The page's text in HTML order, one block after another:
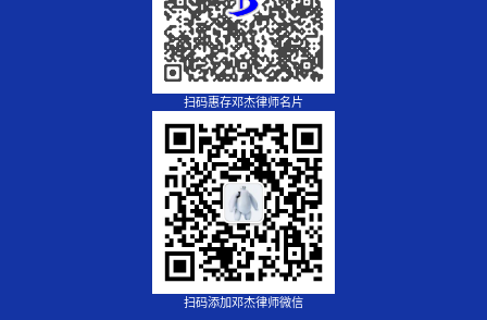
扫码惠存邓杰律师名片
扫码添加邓杰律师微信